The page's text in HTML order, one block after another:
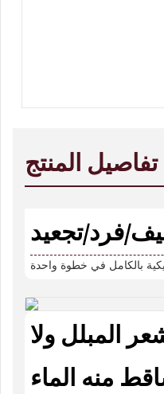
تفاصيل المنتج
فرد/تجعيد
بالكامل في خطوة واحدة
المبلل ولا
منه الماء